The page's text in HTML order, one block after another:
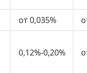
от 0,035%
0,12%-0,20%